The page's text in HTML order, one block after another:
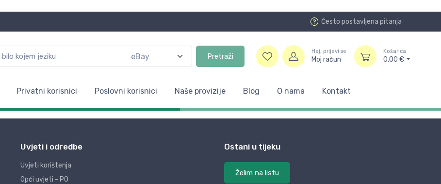
Često postavljena pitanja
Pretraži
Hej, prijavi se
Moj račun
Košarica
0,00 €
Privatni korisnici Poslovni korisnici Naše provizije Blog O nama Kontakt
Uvjeti i odredbe
Uvjeti korištenja
Opći uvjeti - PO
Ostani u tijeku
Želim na listu